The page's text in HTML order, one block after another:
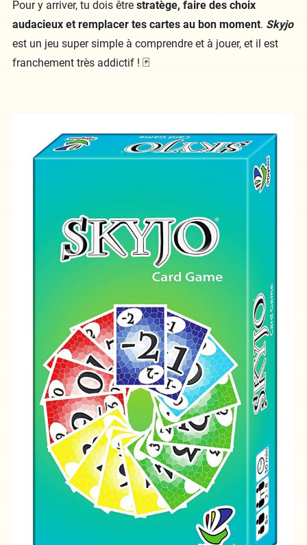
Pour y arriver, tu dois être stratège, faire des choix
audacieux et remplacer tes cartes au bon moment. Skyjo
est un jeu super simple à comprendre et à jouer, et il est
franchement très addictif ! 🃏